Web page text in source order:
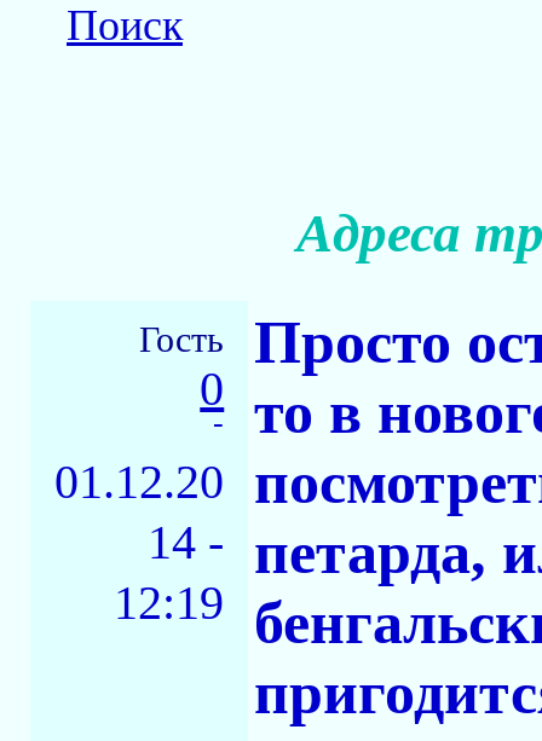
Поиск
Адреса
Гость
0
-
01.12.20
14 -
12:19
Просто
то в
петарда,